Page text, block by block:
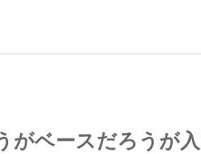
がベースだろうが